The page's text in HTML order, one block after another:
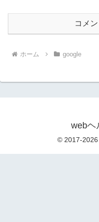
コメ
ホーム google
webヘ
© 2017-2026